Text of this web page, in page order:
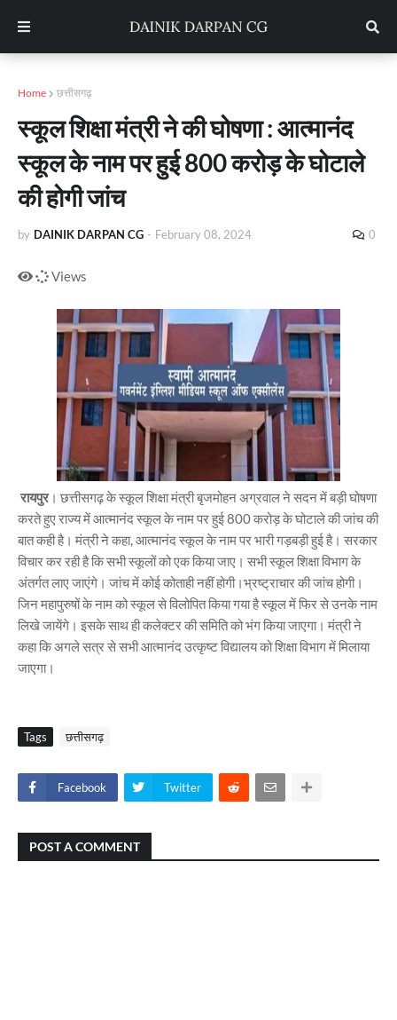
Home छत्तीसगढ़
स्कूल शिक्षा मंत्री ने की घोषणा : आत्मानंद
स्कूल के नाम पर हुई 800 करोड़ के घोटाले
की होगी जांच
by DAINIK DARPAN CG - February 08, 2024 0
Views
रायपुर। छत्तीसगढ़ के स्कूल शिक्षा मंत्री बृजमोहन अग्रवाल ने सदन में बड़ी घोषणा
करते हुए राज्य में आत्मानंद स्कूल के नाम पर हुई 800 करोड़ के घोटाले की जांच की
बात कही है। मंत्री ने कहा, आत्मानंद स्कूल के नाम पर भारी गड़बड़ी हुई है। सरकार
विचार कर रही है कि सभी स्कूलों को एक किया जाए। सभी स्कूल शिक्षा विभाग के
अंतर्गत लाए जाएंगे। जांच में कोई कोताही नहीं होगी।भ्रष्ट्राचार की जांच होगी।
जिन महापुरुषों के नाम को स्कूल से विलोपित किया गया है स्कूल में फिर से उनके नाम
लिखे जायेंगे। इसके साथ ही कलेक्टर की समिति को भंग किया जाएगा। मंत्री ने
कहा कि अगले सत्र से सभी आत्मानंद उत्कृष्ट विद्यालय को शिक्षा विभाग में मिलाया
जाएगा।
Tags छत्तीसगढ़
Facebook Twitter
POST A COMMENT